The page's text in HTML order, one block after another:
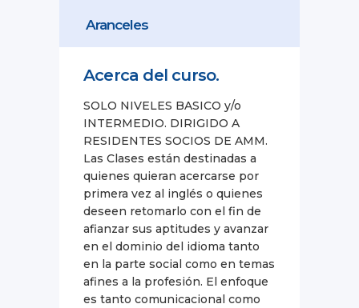
Aranceles
Acerca del curso.
SOLO NIVELES BASICO y/o
INTERMEDIO. DIRIGIDO A
RESIDENTES SOCIOS DE AMM.
Las Clases están destinadas a
quienes quieran acercarse por
primera vez al inglés o quienes
deseen retomarlo con el fin de
afianzar sus aptitudes y avanzar
en el dominio del idioma tanto
en la parte social como en temas
afines a la profesión. El enfoque
es tanto comunicacional como